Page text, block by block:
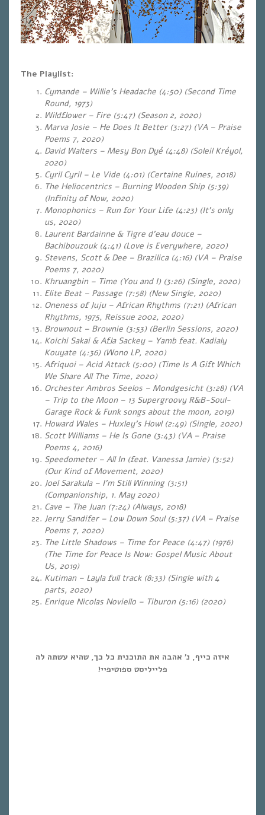
The Playlist:
Cymande – Willie’s Headache (4:50) (Second Time
Round, 1973)
Wildflower – Fire (5:47) (Season 2, 2020)
Marva Josie – He Does It Better (3:27) (VA – Praise
Poems 7, 2020)
David Walters – Mesy Bon Dyé (4:48) (Soleil Kréyol,
2020)
Cyril Cyril – Le Vide (4:01) (Certaine Ruines, 2018)
The Heliocentrics – Burning Wooden Ship (5:39)
(Infinity of Now, 2020)
Monophonics – Run for Your Life (4:23) (It’s only
us, 2020)
Laurent Bardainne & Tigre d’eau douce –
Bachibouzouk (4:41) (Love is Everywhere, 2020)
Stevens, Scott & Dee – Brazilica (4:16) (VA – Praise
Poems 7, 2020)
Khruangbin – Time (You and I) (3:26) (Single, 2020)
Elite Beat – Passage (7:58) (New Single, 2020)
Oneness of Juju – African Rhythms (7:21) (African
Rhythms, 1975, Reissue 2002, 2020)
Brownout – Brownie (3:53) (Berlin Sessions, 2020)
Koichi Sakai & Afla Sackey – Yamb feat. Kadialy
Kouyate (4:36) (Wono LP, 2020)
Afriquoi – Acid Attack (5:00) (Time Is A Gift Which
We Share All The Time, 2020)
Orchester Ambros Seelos – Mondgesicht (3:28) (VA
– Trip to the Moon – 13 Supergroovy R&B-Soul-
Garage Rock & Funk songs about the moon, 2019)
Howard Wales – Huxley’s Howl (2:49) (Single, 2020)
Scott Williams – He Is Gone (3:43) (VA – Praise
Poems 4, 2016)
Speedometer – All In (feat. Vanessa Jamie) (3:52)
(Our Kind of Movement, 2020)
Joel Sarakula – I’m Still Winning (3:51)
(Companionship, 1. May 2020)
Cave – The Juan (7:24) (Always, 2018)
Jerry Sandifer – Low Down Soul (5:37) (VA – Praise
Poems 7, 2020)
The Little Shadows – Time for Peace (4:47)(1976)
(The Time for Peace Is Now: Gospel Music About
Us, 2019)
Kutiman – Layla full track (8:33) (Single with 4
parts, 2020)
Enrique Nicolas Noviello – Tiburon (5:16) (2020)
איזה כייף, נ’ אהבה את התוכנית כל כך, שהיא עשתה לה
פלייליסט ספוטיפיי!